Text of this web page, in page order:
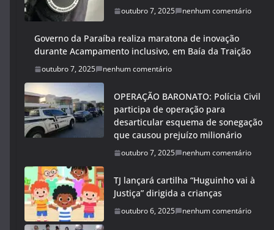
outubro 7, 2025 nenhum comentário
Governo da Paraíba realiza maratona de inovação
durante Acampamento inclusivo, em Baía da Traição
outubro 7, 2025 nenhum comentário
OPERAÇÃO BARONATO: Polícia Civil
participa de operação para
desarticular esquema de sonegação
que causou prejuízo milionário
outubro 7, 2025 nenhum comentário
TJ lançará cartilha “Huguinho vai à
Justiça” dirigida a crianças
outubro 6, 2025 nenhum comentário